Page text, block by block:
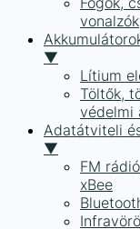
▼
Lítium
Töltők,
védelmi
Adatátviteli
▼
FM
xBee